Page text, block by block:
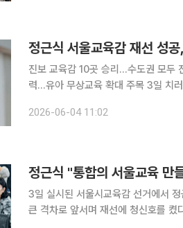
정근식 서울교육감 재선 성
진보 교육감 10곳 승리…수도권 모두
력…유아 무상교육 확대 주목 3일 치러진 전국 시·도교육감 선거에서 진보 성향 후보들이 16곳 중
일 첫 출근길에서 "선거는 끝났고 이
2026-06-04 11:02
정근식 "통합의 서울교육 만
3일 실시된 서울시교육감 선거에서
큰 격차로 앞서며 재선에 청신호를